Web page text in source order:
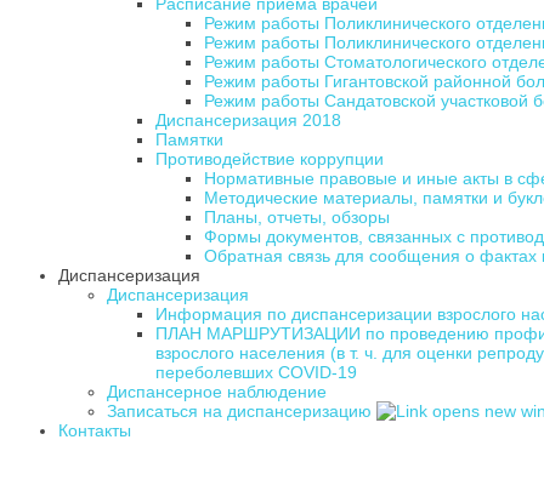
Режим работы Поликлинического
Режим работы Поликлинического
Режим работы Стоматологического
Режим работы Гигантовской районной
Режим работы Сандатовской участковой
Диспансеризация 2018
Памятки
Противодействие коррупции
Нормативные правовые и иные акты в
Методические материалы, памятки и
Планы, отчеты, обзоры
Формы документов, связанных с
Обратная связь для сообщения о фактах
Диспансеризация
Диспансеризация
Информация по диспансеризации взрослого
ПЛАН МАРШРУТИЗАЦИИ по проведению
взрослого населения (в т. ч. для оценки
переболевших COVID-19
Диспансерное наблюдение
Записаться на диспансеризацию
Контакты